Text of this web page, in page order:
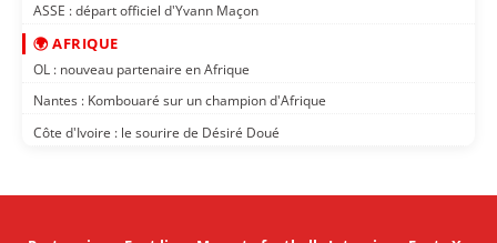
ASSE : départ officiel d'Yvann Maçon
🌍 AFRIQUE
OL : nouveau partenaire en Afrique
Nantes : Kombouaré sur un champion d'Afrique
Côte d'Ivoire : le sourire de Désiré Doué